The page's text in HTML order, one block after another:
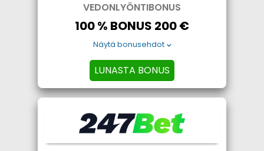
VEDONLYÖNTIBONUS
100 % BONUS 200 €
Näytä bonusehdot
LUNASTA BONUS